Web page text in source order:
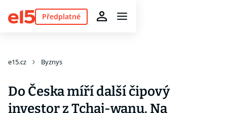
Předplatné
e15.cz Byznys
Do Česka míří další čipový
investor z Tchaj-wanu. Na